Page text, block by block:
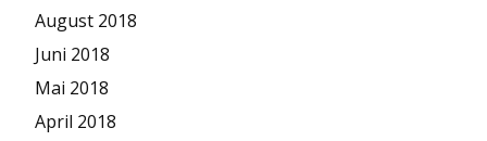
August 2018
Juni 2018
Mai 2018
April 2018